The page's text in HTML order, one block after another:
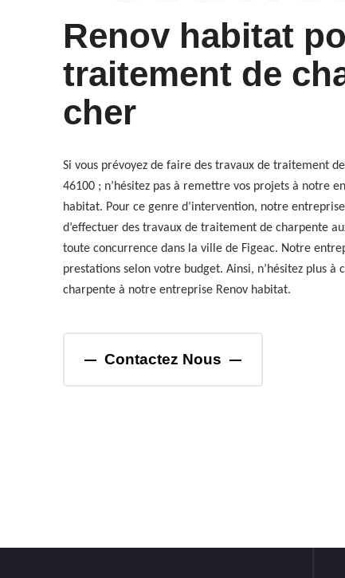
Renov habitat
traitement de
cher
Si vous prévoyez de faire des travaux de traitement
46100 ; n’hésitez pas à remettre vos projets à notre
habitat. Pour ce genre d’intervention, notre
d’effectuer des travaux de traitement de charpente
toute concurrence dans la ville de Figeac. Notre
prestations selon votre budget. Ainsi, n’hésitez plus
charpente à notre entreprise Renov habitat.
Contactez Nous